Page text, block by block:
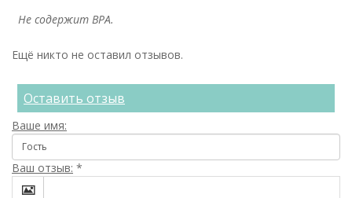
Не содержит BPA.
Ещё никто не оставил отзывов.
Оставить отзыв
Ваше имя:
Ваш отзыв: *
